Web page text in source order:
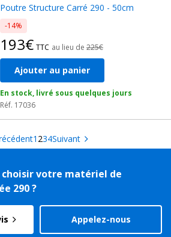
choisir votre matériel de
290 ?
Appelez-nous
Poutre Structure Carré 290 - 50cm
-14%
193€ TTC au lieu de 225€
Ajouter au panier
En stock, livré sous quelques jours
Réf. 17036
1 234Suivant